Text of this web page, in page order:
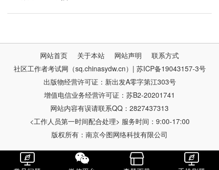
网站首页 关于本站 网站声明
联系方式
社区工作者考试网（sq.chinasydw.cn）| 苏ICP备19043157-3号
出版物经营许可证：新出发A零字第江303号
增值电信业务经营许可证：苏B2-20201741
网站内容有误请联系QQ：2827437313
<工作人员第一时间配合处理> 服务时间：9:00-17:00
版权所有：南京今图网络科技有限公司